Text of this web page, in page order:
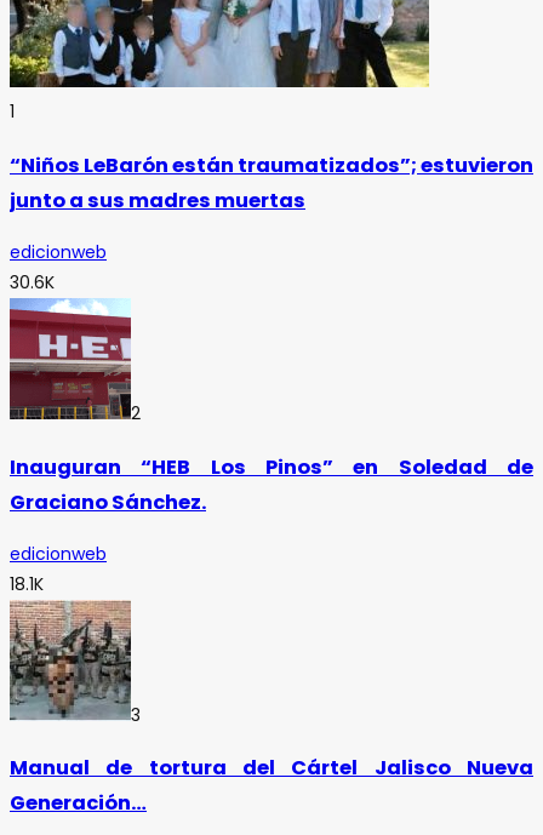
1
“Niños LeBarón están traumatizados”; estuvieron
junto a sus madres muertas
edicionweb
30.6K
2
Inauguran “HEB Los Pinos” en Soledad de
Graciano Sánchez.
edicionweb
18.1K
3
Manual de tortura del Cártel Jalisco Nueva
Generación…